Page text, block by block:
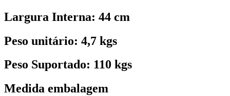
Largura Interna: 44 cm
Peso unitário: 4,7 kgs
Peso Suportado: 110 kgs
Medida embalagem